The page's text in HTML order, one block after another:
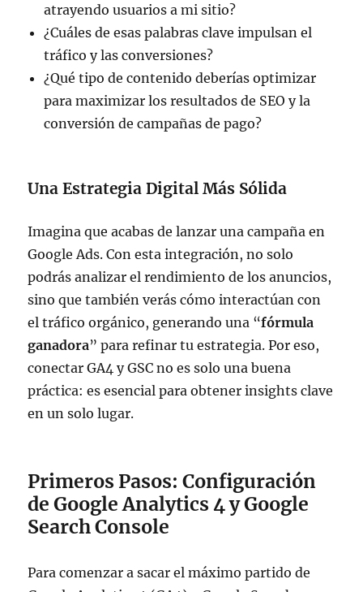
atrayendo usuarios a mi sitio?
¿Cuáles de esas palabras clave impulsan el
tráfico y las conversiones?
¿Qué tipo de contenido deberías optimizar
para maximizar los resultados de SEO y la
conversión de campañas de pago?
Una Estrategia Digital Más Sólida
Imagina que acabas de lanzar una campaña en
Google Ads. Con esta integración, no solo
podrás analizar el rendimiento de los anuncios,
sino que también verás cómo interactúan con
el tráfico orgánico, generando una “fórmula
ganadora” para refinar tu estrategia. Por eso,
conectar GA4 y GSC no es solo una buena
práctica: es esencial para obtener insights clave
en un solo lugar.
Primeros Pasos: Configuración
de Google Analytics 4 y Google
Search Console
Para comenzar a sacar el máximo partido de